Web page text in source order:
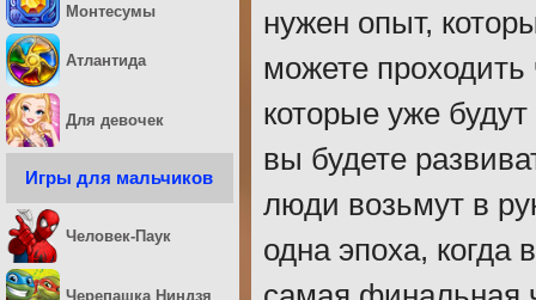
нужен опыт,
можете проходить
которые уже
вы будете
люди возьмут в
одна эпоха, когда
Монтесумы
Атлантида
Для девочек
Игры для мальчиков
Человек-Паук
Черепашка Ниндзя